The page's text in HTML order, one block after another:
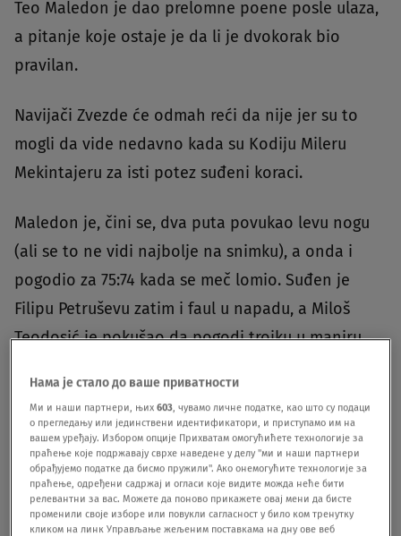
Teo Maledon je dao prelomne poene posle ulaza,
a pitanje koje ostaje je da li je dvokorak bio
pravilan.
Navijači Zvezde će odmah reći da nije jer su to
mogli da vide nedavno kada su Kodiju Mileru
Mekintajeru za isti potez suđeni koraci.
Maledon je, čini se, dva puta povukao levu nogu
(ali se to ne vidi najbolje na snimku), a onda i
pogodio za 75:74 kada se meč lomio. Suđen je
Filipu Petruševu zatim i faul u napadu, a Miloš
Teodosić je pokušao da pogodi trojku u maniru
Evo ga usporen snimak.
Da li je u pitanju greška u koracima ili ne?
Нама је стало до ваше приватности
Ми и наши партнери, њих603 , чувамо личне податке, као што су подаци
о прегледању или јединствени идентификатори, и приступамо им на
вашем уређају. Избором опције Прихватам омогућићете технологије за
праћење које подржавају сврхе наведене у делу "ми и наши партнери
обрађујемо податке да бисмо пружили". Ако онемогућите технологије за
праћење, одређени садржај и огласи које видите можда неће бити
релевантни за вас. Можете да поново прикажете овај мени да бисте
променили своје изборе или повукли сагласност у било ком тренутку
кликом на линк Управљање жељеним поставкама на дну ове веб